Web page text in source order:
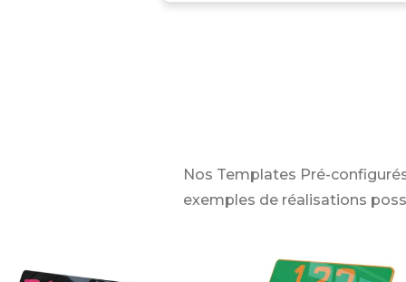
Nos Templates Pré-
exemples de réalisations